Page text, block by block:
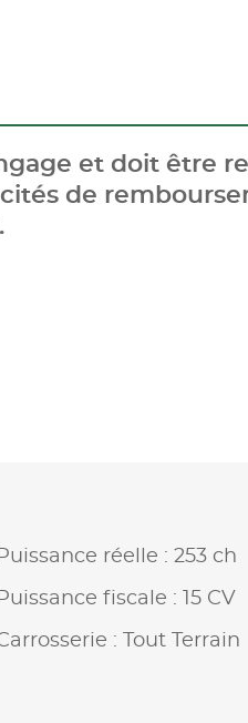
et doit être
de
Puissance réelle : 253 ch
Puissance fiscale : 15 CV
: Tout Terrain